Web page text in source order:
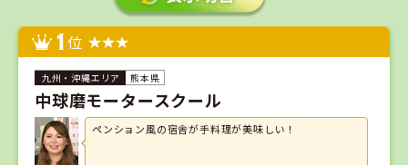
1位
熊本県
中球磨モータースクール
ペンション風の宿舎が手料理が美味しい！